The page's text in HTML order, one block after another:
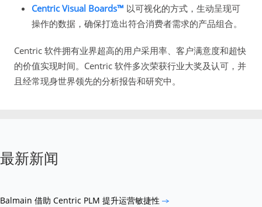
Centric Visual Boards™ 以可视化的方式，生动呈现可
操作的数据，确保打造出符合消费者需求的产品组合。
Centric 软件拥有业界超高的用户采用率、客户满意度和超快
的价值实现时间。Centric 软件多次荣获行业大奖及认可，并
且经常现身世界领先的分析报告和研究中。
最新新闻
Balmain 借助 Centric PLM 提升运营敏捷性